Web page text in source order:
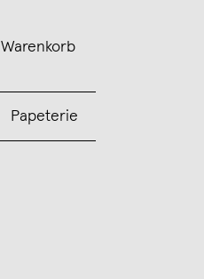
Warenkorb
Papeterie